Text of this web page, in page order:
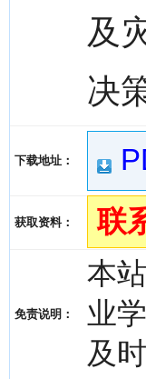
及
决
下载地址：
获取资料： 联
免责说明：
本
业
及